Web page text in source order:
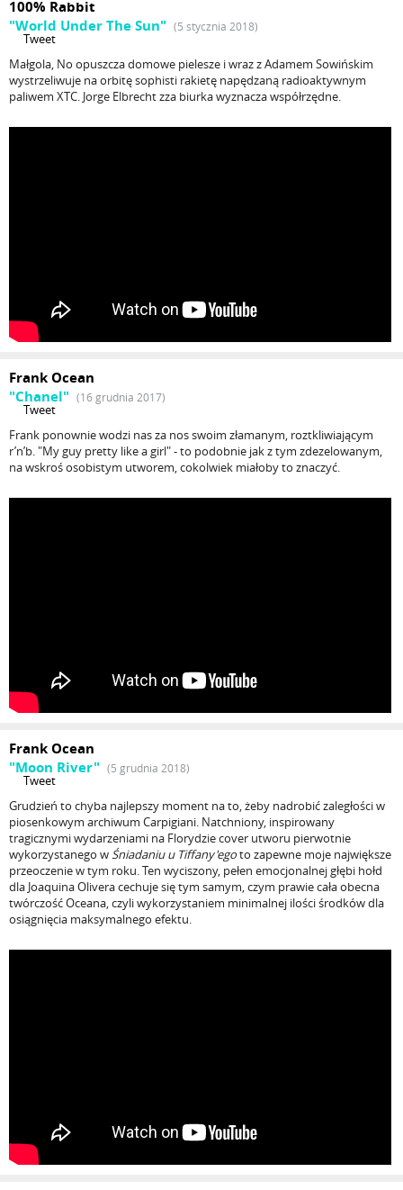
100% Rabbit
"World Under The Sun" (5 stycznia 2018)
Tweet
Małgola, No opuszcza domowe pielesze i wraz z Adamem Sowińskim
wystrzeliwuje na orbitę sophisti rakietę napędzaną radioaktywnym
paliwem XTC. Jorge Elbrecht zza biurka wyznacza współrzędne.
Frank Ocean
"Chanel" (16 grudnia 2017)
Tweet
Frank ponownie wodzi nas za nos swoim złamanym, roztkliwiającym
r’n’b. "My guy pretty like a girl" - to podobnie jak z tym zdezelowanym,
na wskroś osobistym utworem, cokolwiek miałoby to znaczyć.
Frank Ocean
"Moon River" (5 grudnia 2018)
Tweet
Grudzień to chyba najlepszy moment na to, żeby nadrobić zaległości w
piosenkowym archiwum Carpigiani. Natchniony, inspirowany
tragicznymi wydarzeniami na Florydzie cover utworu pierwotnie
wykorzystanego wŚniadaniu u Tiffany'egoto zapewne moje największe
przeoczenie w tym roku. Ten wyciszony, pełen emocjonalnej głębi hołd
dla Joaquina Olivera cechuje się tym samym, czym prawie cała obecna
twórczość Oceana, czyli wykorzystaniem minimalnej ilości środków dla
osiągnięcia maksymalnego efektu.